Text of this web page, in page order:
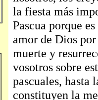
la fiesta más
Pascua porque
amor de Dios
muerte y
vosotros sobre
pascuales, hasta
constituyen la